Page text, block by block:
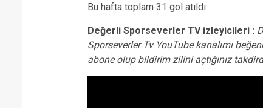
Bu hafta toplam 31 gol atıldı.
Değerli Sporseverler TV izleyicileri :
Sporseverler Tv YouTube kanalımı
abone olup bildirim zilini açtığınız